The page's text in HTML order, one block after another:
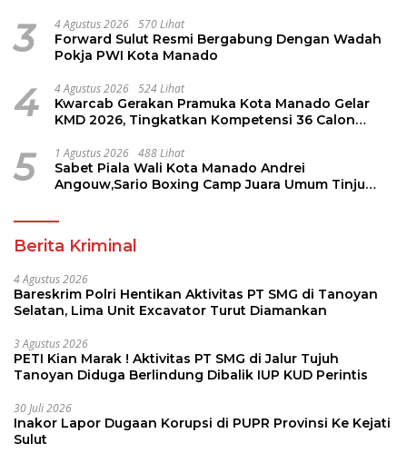
3 4 Agustus 2026 570 Lihat
Forward Sulut Resmi Bergabung Dengan Wadah
Pokja PWI Kota Manado
4 4 Agustus 2026 524 Lihat
Kwarcab Gerakan Pramuka Kota Manado Gelar
KMD 2026, Tingkatkan Kompetensi 36 Calon
5 1 Agustus 2026 488 Lihat
Sabet Piala Wali Kota Manado Andrei
Angouw,Sario Boxing Camp Juara Umum Tinju
Berita Kriminal
4 Agustus 2026
Bareskrim Polri Hentikan Aktivitas PT SMG di Tanoyan
Selatan, Lima Unit Excavator Turut Diamankan
3 Agustus 2026
PETI Kian Marak ! Aktivitas PT SMG di Jalur Tujuh
Tanoyan Diduga Berlindung Dibalik IUP KUD Perintis
30 Juli 2026
Inakor Lapor Dugaan Korupsi di PUPR Provinsi Ke Kejati
Sulut